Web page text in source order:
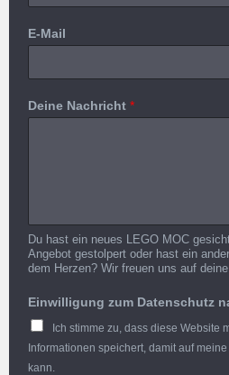
E-Mail
Deine Nachricht *
Du hast ein neues LEGO MOC
Angebot gestolpert oder hast ein
dem Herzen? Wir freuen uns auf
Einwilligung zum Datenschutz
Ich stimme zu, dass diese Website
Informationen speichert, damit auf
kann.